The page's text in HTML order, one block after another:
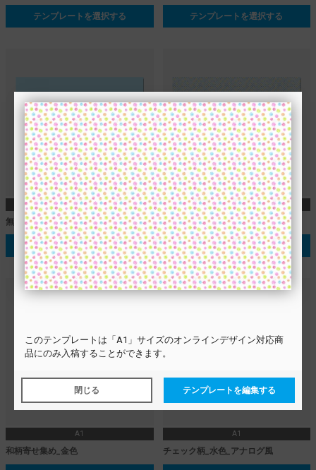
テンプレートを選択する テンプレートを選択する
A1
無地_スカイブルー
テンプレートを選択する
A1
市松模様_青色と黄色
テンプレートを選択する
A1
和柄寄せ集め_金色
A1
チェック柄_水色_アナログ風
このテンプレート は「A1」サイズのオンラインデザイン対応商
品にのみ入稿することができます。
閉じる テンプレートを編集する